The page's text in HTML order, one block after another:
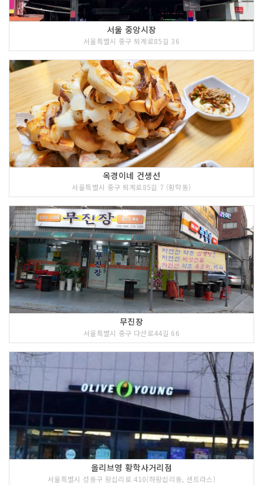
서울 중앙시장
서울특별시 중구 퇴계로85길 36
옥경이네 건생선
서울특별시 중구 퇴계로85길 7 (황학동)
무진장
서울특별시 중구 다산로44길 66
올리브영 황학사거리점
서울특별시 성동구 왕십리로 410(하왕십리동, 센트라스)